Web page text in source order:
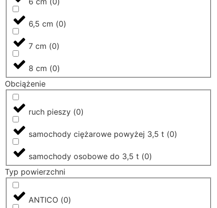
optymalne rozwiązania w przystępnych cenach.
6,5 cm (0)
7 cm (0)
8 cm (0)
Obciążenie
ruch pieszy (0)
samochody ciężarowe powyżej 3,5 t (0)
samochody osobowe do 3,5 t (0)
Typ powierzchni
ANTICO (0)